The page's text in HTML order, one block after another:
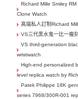
Richard Mille Smiley
Clone Watch
高端私人訂制Richard
VS三代黑水鬼一比一複
VS third-generation
wristwatch
High-end personalized
level replica watch by
Patek Philippe 18K
series 7968/300R-001